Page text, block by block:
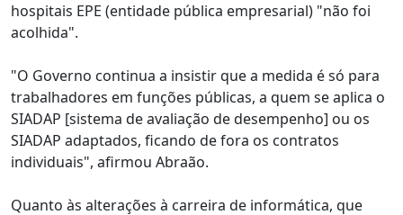
hospitais EPE (entidade pública empresarial) "não foi
acolhida".
"O Governo continua a insistir que a medida é só para
trabalhadores em funções públicas, a quem se aplica o
SIADAP [sistema de avaliação de desempenho] ou os
SIADAP adaptados, ficando de fora os contratos
individuais", afirmou Abraão.
Quanto às alterações à carreira de informática, que